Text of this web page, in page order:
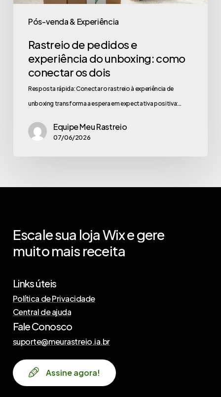
Pós-venda & Experiência
Rastreio de pedidos e
experiência do unboxing: como
conectar os dois
Resposta rápida: Conectar o rastreio à experiência de
unboxing transforma a espera em expectativa positiva:…
Equipe Meu Rastreio
07/06/2026
Escalesua lojaWixegere
muitomais receita
Links úteis
Política de Privacidade
Central de ajuda
Fale Conosco
suporte@meurastreio.ia.br
Assineagora!